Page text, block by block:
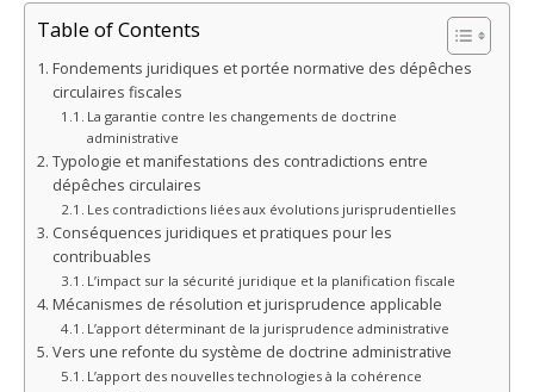
Table of Contents
Fondements juridiques et portée normative des dépêches
circulaires fiscales
La garantie contre les changements de doctrine
administrative
Typologie et manifestations des contradictions entre
dépêches circulaires
Les contradictions liées aux évolutions jurisprudentielles
Conséquences juridiques et pratiques pour les
contribuables
L’impact sur la sécurité juridique et la planification fiscale
Mécanismes de résolution et jurisprudence applicable
L’apport déterminant de la jurisprudence administrative
Vers une refonte du système de doctrine administrative
L’apport des nouvelles technologies à la cohérence